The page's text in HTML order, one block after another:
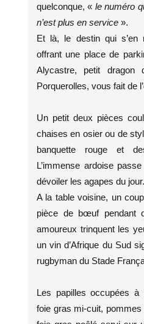
quelconque, « le numéro
n’est plus en service ».
Et là, le destin qui s’en
offrant une place de
Alycastre, petit
Porquerolles, vous fait de
Un petit deux pièces
chaises en osier ou de
banquette rouge et
L’immense ardoise
dévoiler les agapes du jour.
A la table voisine, un
pièce de bœuf pendant
amoureux trinquent les
un vin d’Afrique du Sud
rugbyman du Stade
Les papilles occupées
foie gras mi-cuit,